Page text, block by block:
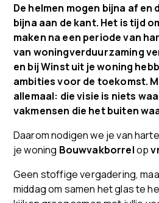
De helmen mogen bijna af en
bijna aan de kant. Het is tijd
maken na een periode van
van woningverduurzaming
en bij Winst uit je woning
ambities voor de toekomst.
allemaal: die visie is niets
vakmensen die het buiten
Daarom nodigen we je van
je woning Bouwvakborrelop
Geen stoffige vergadering,
middag om samen het glas te